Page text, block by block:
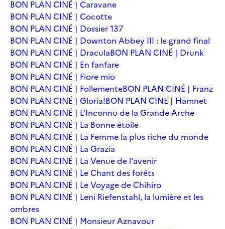
BON PLAN CINÉ | Caravane
BON PLAN CINÉ | Cocotte
BON PLAN CINÉ | Dossier 137
BON PLAN CINÉ | Downton Abbey III : le grand final
BON PLAN CINÉ | DraculaBON PLAN CINÉ | Drunk
BON PLAN CINÉ | En fanfare
BON PLAN CINÉ | Fiore mio
BON PLAN CINÉ | FollementeBON PLAN CINÉ | Franz
BON PLAN CINÉ | Gloria!BON PLAN CINE | Hamnet
BON PLAN CINÉ | L'Inconnu de la Grande Arche
BON PLAN CINÉ | La Bonne étoile
BON PLAN CINÉ | La Femme la plus riche du monde
BON PLAN CINÉ | La Grazia
BON PLAN CINÉ | La Venue de l'avenir
BON PLAN CINÉ | Le Chant des forêts
BON PLAN CINÉ | Le Voyage de Chihiro
BON PLAN CINÉ | Leni Riefenstahl, la lumière et les
ombres
BON PLAN CINÉ | Monsieur Aznavour